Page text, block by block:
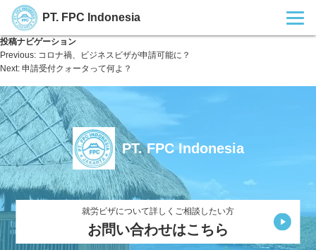
PT. FPC Indonesia
投稿ナビゲーション
Previous: コロナ禍、ビジネスビザが申請可能に？
Next: 申請受付クォータって何よ？
PT. FPC Indonesia
就労ビザについて詳しくご相談したい方
お問い合わせはこちら